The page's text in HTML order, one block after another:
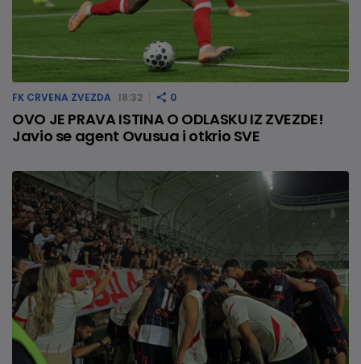
FK CRVENA ZVEZDA 18:32 0
OVO JE PRAVA ISTINA O ODLASKU IZ ZVEZDE!
Javio se agent Ovusua i otkrio SVE